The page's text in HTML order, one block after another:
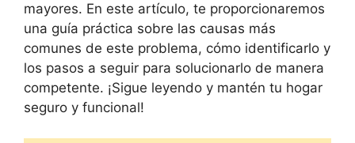
mayores. En este artículo, te proporcionaremos
una guía práctica sobre las causas más
comunes de este problema, cómo identificarlo y
los pasos a seguir para solucionarlo de manera
competente. ¡Sigue leyendo y mantén tu hogar
seguro y funcional!